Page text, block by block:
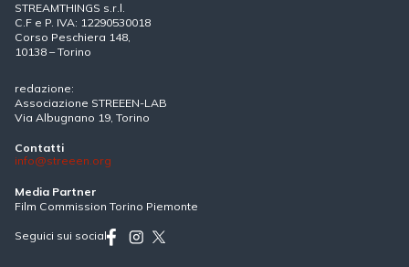
STREAMTHINGS s.r.l.
C.F e P. IVA: 12290530018
Corso Peschiera 148,
10138 – Torino
redazione:
Associazione STREEEN-LAB
Via Albugnano 19, Torino
Contatti
info@streeen.org
Media Partner
Film Commission Torino Piemonte
Seguici sui social